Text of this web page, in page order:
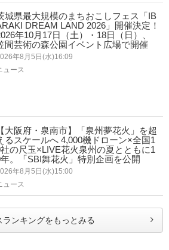
城県最大規模のまちおこしフェス「IB
DREAM LAND 2026」開催決定！
年10月17日（土）・18日（日）、
間芸術の森公園イベント広場で開催
年8月5日(水)16:09
ュース
【大阪府・泉南市】「泉州夢花火」を超
るスケールへ 4,000機ドローン×全国1
の尺玉×LIVE花火泉州の夏とともに1
。「SBI舞花火」特別企画を公開
年8月5日(水)15:00
ュース
ランキングをもっとみる